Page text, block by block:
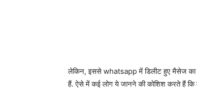
लेकिन, इससे whatsapp में डिलीट हुए मैसेज का
हैं. ऐसे में कई लोग ये जानने की कोशिश करते हैं